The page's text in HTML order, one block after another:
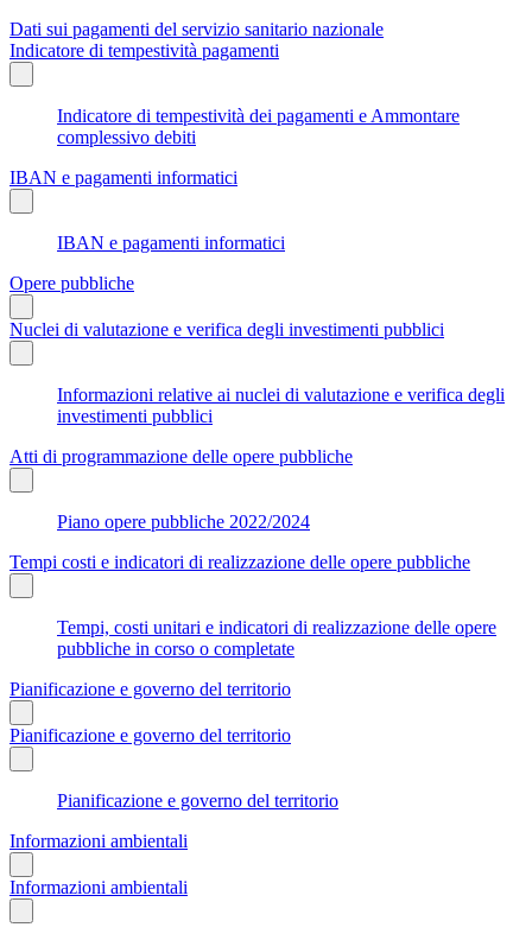
Dati sui pagamenti del servizio sanitario nazionale
Indicatore di tempestività pagamenti
Indicatore di tempestività dei pagamenti e Ammontare
complessivo debiti
IBAN e pagamenti informatici
IBAN e pagamenti informatici
Opere pubbliche
Nuclei di valutazione e verifica degli investimenti pubblici
Informazioni relative ai nuclei di valutazione e verifica degli
investimenti pubblici
Atti di programmazione delle opere pubbliche
Piano opere pubbliche 2022/2024
Tempi costi e indicatori di realizzazione delle opere pubbliche
Tempi, costi unitari e indicatori di realizzazione delle opere
pubbliche in corso o completate
Pianificazione e governo del territorio
Pianificazione e governo del territorio
Pianificazione e governo del territorio
Informazioni ambientali
Informazioni ambientali